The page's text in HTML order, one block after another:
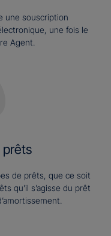
une souscription
une fois le
Agent.
prêts
de prêts, que ce soit
qu’il s’agisse du prêt